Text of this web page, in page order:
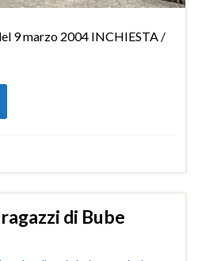
9 marzo 2004 INCHIESTA /
di Bube